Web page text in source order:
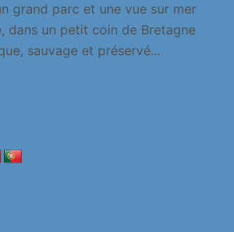
grand parc et une vue sur mer
dans un petit coin de Bretagne
sauvage et préservé...